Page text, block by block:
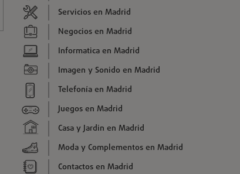
Servicios en Madrid
Negocios en Madrid
Informatica en Madrid
Imagen y Sonido en Madrid
Telefonía en Madrid
Juegos en Madrid
Casa y Jardin en Madrid
Moda y Complementos en Madrid
Contactos en Madrid